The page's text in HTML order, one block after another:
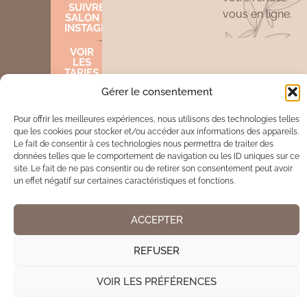
Gérer le consentement
Pour offrir les meilleures expériences, nous utilisons des technologies telles
que les cookies pour stocker et/ou accéder aux informations des appareils.
Le fait de consentir à ces technologies nous permettra de traiter des
données telles que le comportement de navigation ou les ID uniques sur ce
site. Le fait de ne pas consentir ou de retirer son consentement peut avoir
un effet négatif sur certaines caractéristiques et fonctions.
ACCEPTER
REFUSER
VOIR LES PRÉFÉRENCES
SUIVRE LE
SALON SUR
INSTAGRAM
VOIR
LES
TARIFS
vous en ligne.
Mentions légalesCookies
Site réalisé par www.cocktail-graphic.com